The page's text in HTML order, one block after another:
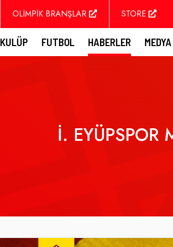
OLİMPİK BRANŞLAR STORE
KULÜP FUTBOL HABERLER MEDYA
İ. EYÜPSPOR